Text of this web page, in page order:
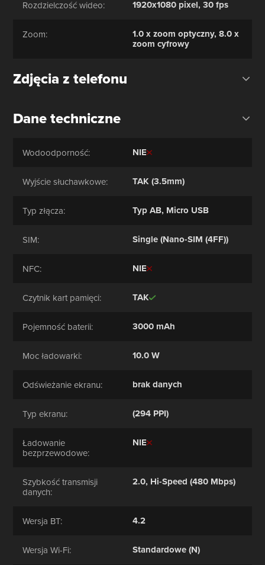
Wykrywanie twarzy, Tagi
Rozdzielczość wideo: 1920x1080 pixel, 30 fps
Zoom: 1.0 x zoom optyczny, 8.0 x
zoom cyfrowy
Zdjęcia z telefonu
Dane techniczne
Wodoodporność: NIE
Wyjście słuchawkowe: TAK (3.5mm)
Typ złącza: Typ AB, Micro USB
SIM: Single (Nano-SIM (4FF))
NFC: NIE
Czytnik kart pamięci: TAK
Pojemność baterii: 3000 mAh
Moc ładowarki: 10.0 W
Odświeżanie ekranu: brak danych
Typ ekranu: (294 PPI)
Ładowanie
bezprzewodowe:
NIE
Szybkość transmisji
danych:
2.0, Hi-Speed (480 Mbps)
Wersja BT: 4.2
Wersja Wi-Fi: Standardowe (N)